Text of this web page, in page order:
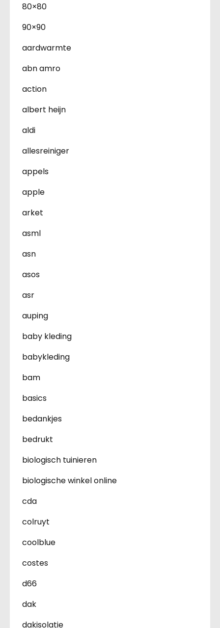
80×80
90×90
aardwarmte
abn amro
action
albert heijn
aldi
allesreiniger
appels
apple
arket
asml
asn
asos
asr
auping
baby kleding
babykleding
bam
basics
bedankjes
bedrukt
biologisch tuinieren
biologische winkel online
cda
colruyt
coolblue
costes
d66
dak
dakisolatie